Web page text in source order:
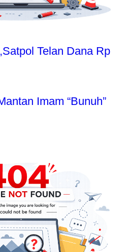
Telan Dana Rp
Imam “Bunuh”